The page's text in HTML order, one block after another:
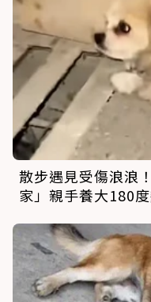
散步遇見受傷浪浪
家」親手養大180